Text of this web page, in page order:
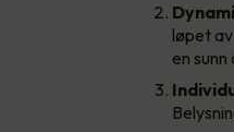
løpet
en